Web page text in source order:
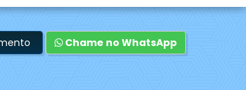
Chame no WhatsApp